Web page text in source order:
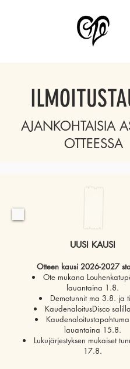
AJANKOHTAISIA
OTTEESSA
UUSI KAUSI
Otteen kausi 2026-2027
Ote mukana
lauantaina 1.8.
Demotunnit ma 3.8. ja
KaudenaloitusDisco
lauantaina 15.8.
Lukujärjestyksen mukaiset
17.8.